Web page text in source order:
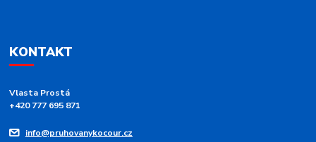
KONTAKT
Vlasta Prostá
+420 777 695 871
info@pruhovanykocour.cz